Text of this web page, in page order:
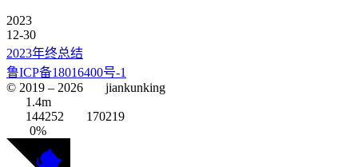
2023
12-30
2023年终总结
鲁ICP备18016400号-1
© 2019 – 2026
jiankunking
1.4m
144252
170219
0%